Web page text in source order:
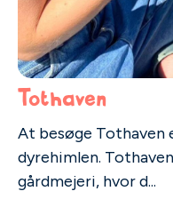
Tothaven
At besøge Tothaven
dyrehimlen.
gårdmejeri, hvor d...